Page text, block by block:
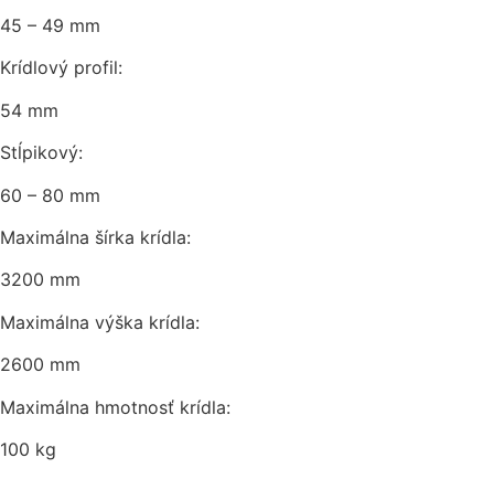
45 – 49 mm
Krídlový profil:
54 mm
Stĺpikový:
60 – 80 mm
Maximálna šírka krídla:
3200 mm
Maximálna výška krídla:
2600 mm
Maximálna hmotnosť krídla:
100 kg